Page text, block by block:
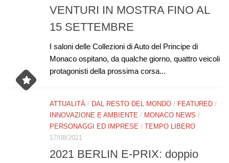
VENTURI IN MOSTRA FINO AL
15 SETTEMBRE
I saloni delle Collezioni di Auto del Principe di
Monaco ospitano, da qualche giorno, quattro veicoli
protagonisti della prossima corsa...
ATTUALITÀ / DAL RESTO DEL MONDO / FEATURED /
INNOVAZIONE E AMBIENTE / MONACO NEWS /
PERSONAGGI ED IMPRESE / TEMPO LIBERO
17/08/2021
2021 BERLIN E-PRIX: doppio